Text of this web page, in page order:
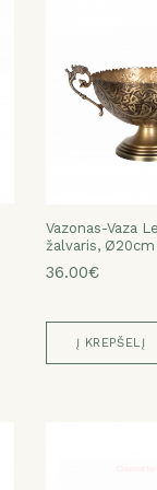
Vazonas-Vaza
žalvaris, Ø20cm
36.00€
Į KREPŠELĮ